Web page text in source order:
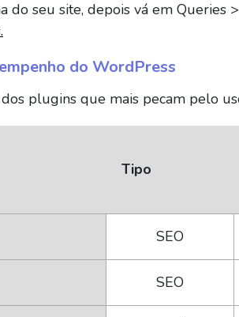
do seu site, depois vá em Queries
do WordPress
plugins que mais pecam pelo
Tipo
SEO
SEO